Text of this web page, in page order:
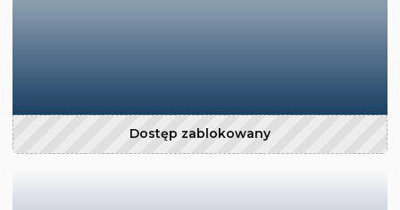
Dostęp zablokowany